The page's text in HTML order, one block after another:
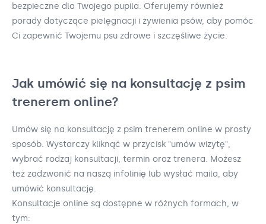
bezpieczne dla Twojego pupila. Oferujemy również
porady dotyczące pielęgnacji i żywienia psów, aby pomóc
Ci zapewnić Twojemu psu zdrowe i szczęśliwe życie.
Jak umówić się na konsultację z psim
trenerem online?
Umów się na konsultację z psim trenerem online w prosty
sposób. Wystarczy kliknąć w przycisk "umów wizytę",
wybrać rodzaj konsultacji, termin oraz trenera. Możesz
też zadzwonić na naszą infolinię lub wysłać maila, aby
umówić konsultację.
Konsultacje online są dostępne w różnych formach, w
tym: